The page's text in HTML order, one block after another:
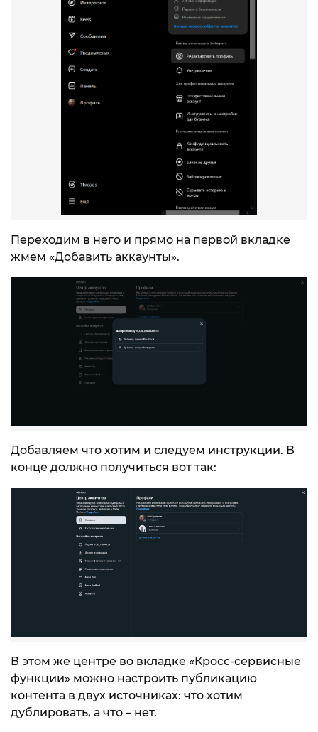
Переходим в него и прямо на первой вкладке
жмем «Добавить аккаунты».
Добавляем что хотим и следуем инструкции. В
конце должно получиться вот так:
В этом же центре во вкладке «Кросс-сервисные
функции» можно настроить публикацию
контента в двух источниках: что хотим
дублировать, а что – нет.